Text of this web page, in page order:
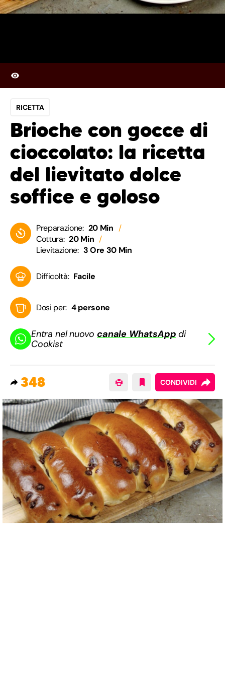
RICETTA
Brioche con gocce di
cioccolato: la ricetta
del lievitato dolce
soffice e goloso
Preparazione: 20 Min
Cottura: 20 Min
Lievitazione: 3 Ore 30 Min
Difficoltà: Facile
Dosi per: 4 persone
Entra nel nuovocanale WhatsApp di
Cookist
348 CONDIVIDI